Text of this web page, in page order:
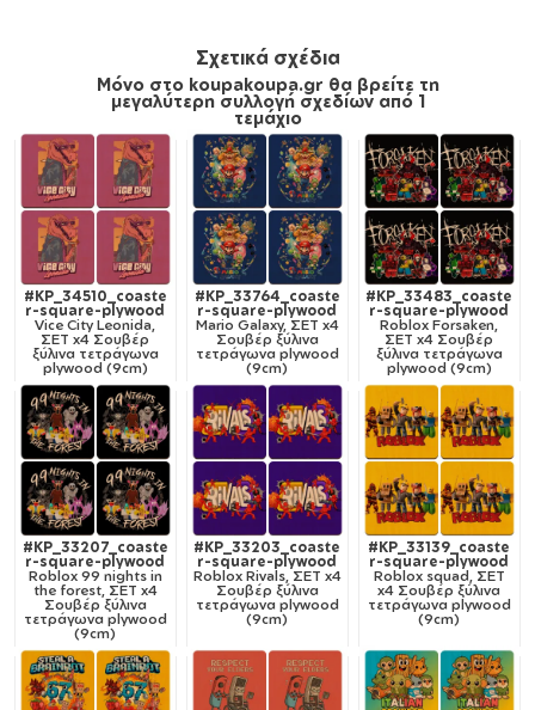
Σχετικά σχέδια
Μόνο στο koupakoupa.gr θα βρείτε τη
μεγαλύτερη συλλογή σχεδίων από 1
τεμάχιο
#KP_34510_coaste
r-square-plywood
Vice City Leonida,
ΣΕΤ x4 Σουβέρ
ξύλινα τετράγωνα
plywood (9cm)
#KP_33764_coaste
r-square-plywood
Mario Galaxy, ΣΕΤ x4
Σουβέρ ξύλινα
τετράγωνα plywood
(9cm)
#KP_33483_coaste
r-square-plywood
Roblox Forsaken,
ΣΕΤ x4 Σουβέρ
ξύλινα τετράγωνα
plywood (9cm)
#KP_33207_coaste
r-square-plywood
Roblox 99 nights in
the forest, ΣΕΤ x4
Σουβέρ ξύλινα
τετράγωνα plywood
(9cm)
#KP_33203_coaste
r-square-plywood
Roblox Rivals, ΣΕΤ x4
Σουβέρ ξύλινα
τετράγωνα plywood
(9cm)
#KP_33139_coaste
r-square-plywood
Roblox squad, ΣΕΤ
x4 Σουβέρ ξύλινα
τετράγωνα plywood
(9cm)